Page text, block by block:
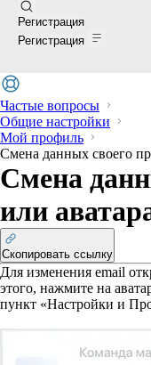
Регистрация
Регистрация
Частые вопросы
Общие настройки
Мой профиль
Смена данных своего
Смена
или
Скопировать ссылку
Для изменения email
этого, нажмите на
пункт «Настройки и